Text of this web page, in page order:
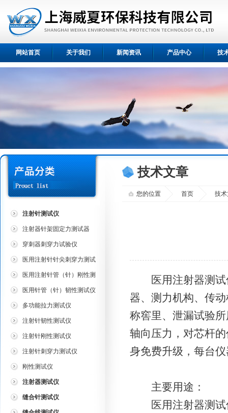
网站首页 关于我们 新闻资讯 产品中心 技
注射针测试仪
注射器针架固定力测试器
穿刺器刺穿力试验仪
医用注射针针尖刺穿力测试
仪
医用注射针管（针）刚性测
试仪
医用针管（针）韧性测试仪
多功能拉力测试仪
注射针韧性测试仪
注射针刚性测试仪
注射针刺穿力测试仪
刚性测试仪
注射器测试仪
缝合针测试仪
技术文章
您的位置 首页 技
医用注射器测试
器、测力机构、传
称窖里、泄漏试验
轴向压力，对芯杆
身免费升级，每台
主要用途：
医用注射器测试